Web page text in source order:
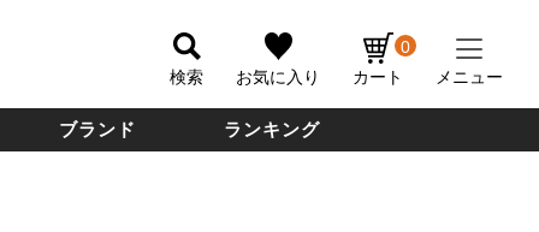
検索 お気に入り カート
0
メニュー
ブランド ランキング